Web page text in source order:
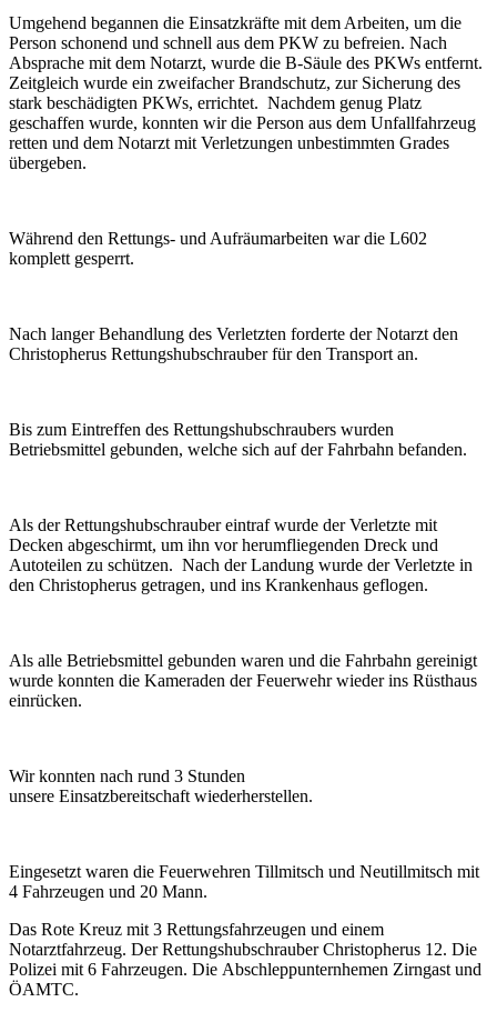
Umgehend begannen die Einsatzkräfte mit dem Arbeiten, um die
Person schonend und schnell aus dem PKW zu befreien. Nach
Absprache mit dem Notarzt, wurde die B-Säule des PKWs entfernt.
Zeitgleich wurde ein zweifacher Brandschutz, zur Sicherung des
stark beschädigten PKWs, errichtet. Nachdem genug Platz
geschaffen wurde, konnten wir die Person aus dem Unfallfahrzeug
retten und dem Notarzt mit Verletzungen unbestimmten Grades
übergeben.
Während den Rettungs- und Aufräumarbeiten war die L602
komplett gesperrt.
Nach langer Behandlung des Verletzten forderte der Notarzt den
Christopherus Rettungshubschrauber für den Transport an.
Bis zum Eintreffen des Rettungshubschraubers wurden
Betriebsmittel gebunden, welche sich aufder Fahrbahn befanden.
Als der Rettungshubschrauber eintraf wurde der Verletzte mit
Decken abgeschirmt, um ihn vor herumfliegenden Dreck und
Autoteilen zu schützen. Nach der Landung wurde der Verletzte in
den Christopherus getragen, und ins Krankenhaus geflogen.
Als alle Betriebsmittel gebunden waren und die Fahrbahn gereinigt
wurde konnten die Kameraden der Feuerwehr wieder ins Rüsthaus
einrücken.
Wir konnten nach rund 3 Stunden
unsere Einsatzbereitschaft wiederherstellen.
Eingesetzt waren die Feuerwehren Tillmitsch und Neutillmitsch mit
4 Fahrzeugen und 20 Mann.
Das Rote Kreuz mit 3 Rettungsfahrzeugen und einem
Notarztfahrzeug. Der Rettungshubschrauber Christopherus 12. Die
Polizei mit 6 Fahrzeugen. Die Abschleppunternhemen Zirngast und
ÖAMTC.